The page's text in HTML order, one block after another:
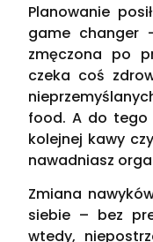
Planowanie
game changer
zmęczona po
czeka coś
food. A do tego
kolejnej kawy
nawadniasz
Zmiana
siebie – bez
wtedy,